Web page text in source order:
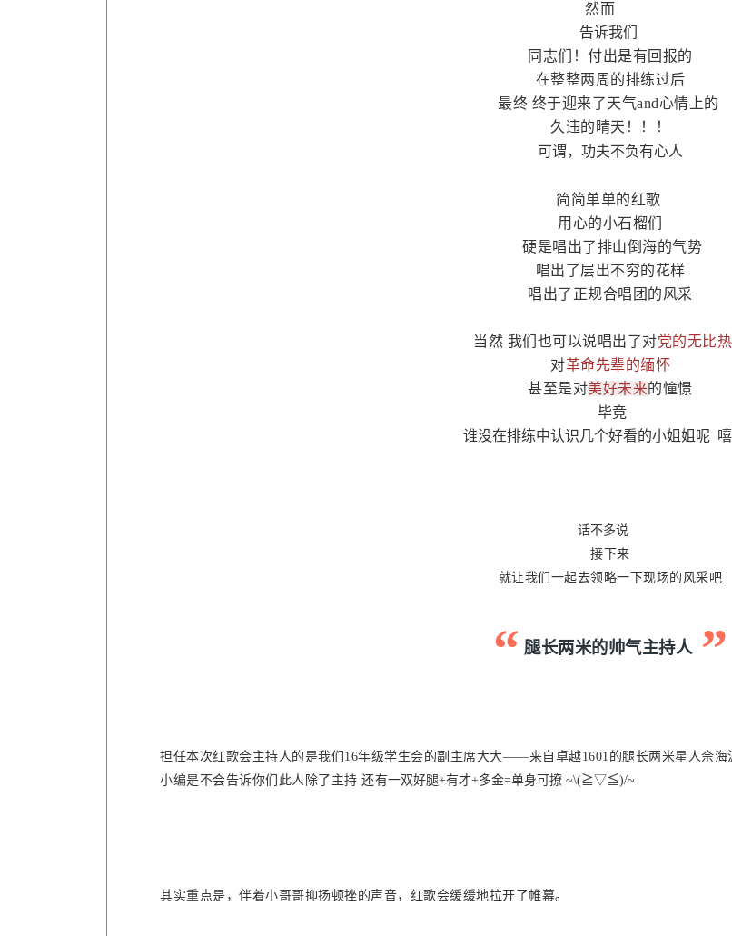
然而
告诉我们
同志们！付出是有回报的
在整整两周的排练过后
最终 终于迎来了天气and心情上的
久违的晴天！！！
可谓，功夫不负有心人
简简单单的红歌
用心的小石榴们
硬是唱出了排山倒海的气势
唱出了层出不穷的花样
唱出了正规合唱团的风采
当然 我们也可以说唱出了对党的无比
对革命先辈的缅怀
甚至是对美好未来的憧憬
毕竟
谁没在排练中认识几个好看的小姐姐呢 嘻
话不多说
接下来
就让我们一起去领略一下现场的风采吧
“ 腿长两米的帅气主持人 ”
担任本次红歌会主持人的是我们16年级学生会的副主席大大——来自卓越1601的腿长两米星人佘海
小编是不会告诉你们此人除了主持 还有一双好腿+有才+多金=单身可撩 ~\(≧▽≦)/~
其实重点是，伴着小哥哥抑扬顿挫的声音，红歌会缓缓地拉开了帷幕。